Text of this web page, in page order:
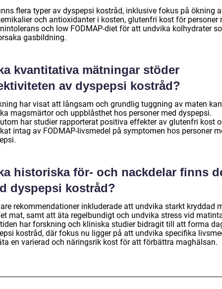
flera typer av dyspepsi kostråd, inklusive fokus på ökning
och antioxidanter i kosten, glutenfri kost för personer
och low FODMAP-diet för att undvika kolhydrater
gasbildning.
kvantitativa mätningar stöder
av dyspepsi kostråd?
har visat att långsam och grundlig tuggning av maten kan
magsmärtor och uppblåsthet hos personer med dyspepsi.
har studier rapporterat positiva effekter av glutenfri kost
intag av FODMAP-livsmedel på symptomen hos personer
historiska för- och nackdelar finns
dyspepsi kostråd?
rekommendationer inkluderade att undvika starkt kryddad
mat, samt att äta regelbundigt och undvika stress vid
har forskning och kliniska studier bidragit till att forma
kostråd, där fokus nu ligger på att undvika specifika
en varierad och näringsrik kost för att förbättra maghälsan.